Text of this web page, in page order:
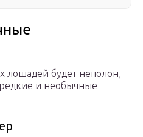
лошадей будет неполон,
и необычные